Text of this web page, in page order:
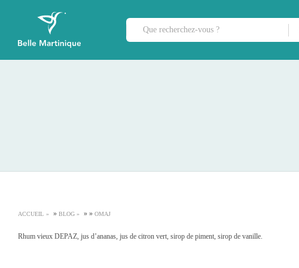
ACCUEIL » BLOG » » OMAJ
Rhum vieux DEPAZ, jus d’ananas, jus de citron vert, sirop de piment, sirop de vanille.